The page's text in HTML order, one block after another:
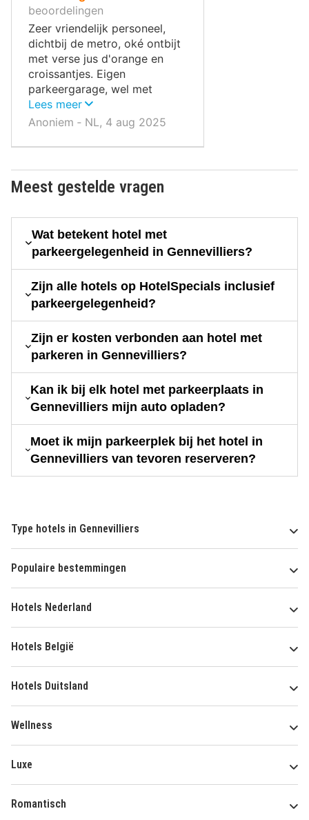
10
,
beoordelingen
Zeer vriendelijk personeel,
dichtbij de metro, oké ontbijt
met verse jus d'orange en
croissantjes. Eigen
parkeergarage, wel met
beperkte plaatsen.
Lees meer
Anoniem ‐ NL, 4 aug 2025
Meest gestelde vragen
Wat betekent hotel met
parkeergelegenheid in Gennevilliers?
Zijn alle hotels op HotelSpecials inclusief
parkeergelegenheid?
Zijn er kosten verbonden aan hotel met
parkeren in Gennevilliers?
Kan ik bij elk hotel met parkeerplaats in
Gennevilliers mijn auto opladen?
Moet ik mijn parkeerplek bij het hotel in
Gennevilliers van tevoren reserveren?
Type hotels in Gennevilliers
Populaire bestemmingen
Hotels Nederland
Hotels België
Hotels Duitsland
Wellness
Luxe
Romantisch